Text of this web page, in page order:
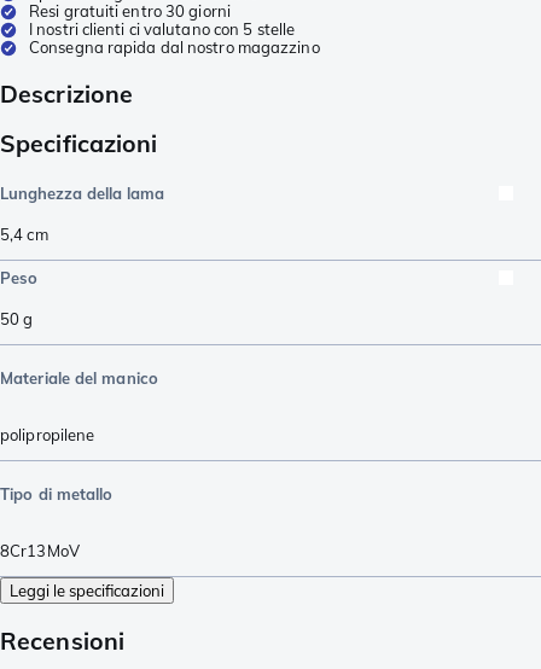
Resi gratuiti entro 30 giorni
I nostri clienti ci valutano con 5 stelle
Consegna rapida dal nostro magazzino
Descrizione
Specificazioni
Lunghezza della lama
5,4cm
Peso
50g
Materiale del manico
polipropilene
Tipo di metallo
8Cr13MoV
Leggi le specificazioni
Recensioni